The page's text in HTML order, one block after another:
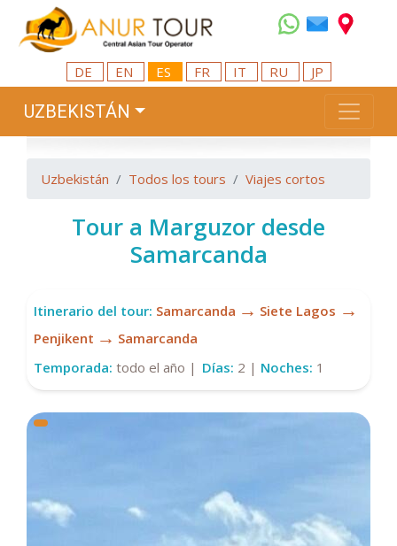
DE EN ES FR IT RU JP
UZBEKISTÁN
Uzbekistán Todos los tours Viajes cortos
Tour a Marguzor desde
Samarcanda
Itinerario del tour: Samarcanda → Siete Lagos →
Penjikent → ​​Samarcanda
Temporada: todo el año | Días: 2 | Noches: 1